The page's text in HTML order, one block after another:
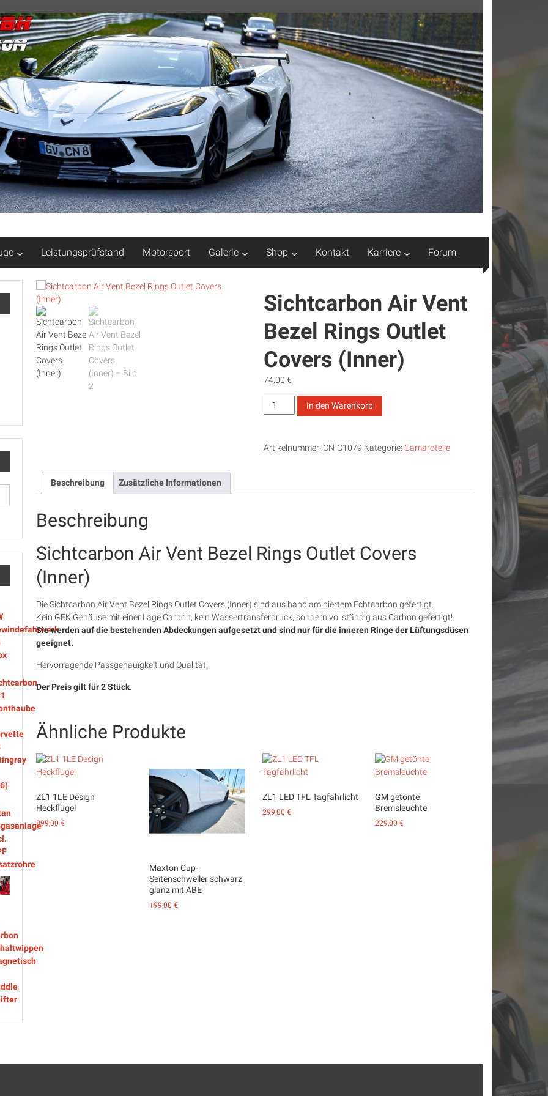
Leistungsprüfstand Motorsport Galerie Shop Kontakt Karriere Forum
Sichtcarbon Air Vent
Bezel Rings Outlet
Covers (Inner)
74,00 €
Sichtcarbon
Air
Rings
(Inner)
In den Warenkorb
Artikelnummer: CN-C1079 Kategorie: Camaroteile
Beschreibung Zusätzliche Informationen
Beschreibung
Sichtcarbon Air Vent Bezel Rings Outlet Covers
(Inner)
Die Sichtcarbon Air Vent Bezel Rings Outlet Covers (Inner) sind aus handlaminiertem Echtcarbon gefertigt.
Kein GFK Gehäuse mit einer Lage Carbon, kein Wassertransferdruck, sondern vollständig aus Carbon gefertigt!
Sie werden auf die bestehenden Abdeckungen aufgesetzt und sind nur für die inneren Ringe der Lüftungsdüsen
geeignet.
Hervorragende Passgenauigkeit und Qualität!
Der Preis gilt für 2 Stück.
Ähnliche Produkte
ZL1 1LE Design
Heckflügel
899,00 €
Maxton Cup-
Seitenschweller schwarz
glanz mit ABE
199,00 €
ZL1 LED TFL Tagfahrlicht
299,00 €
GM getönte
Bremsleuchte
229,00€